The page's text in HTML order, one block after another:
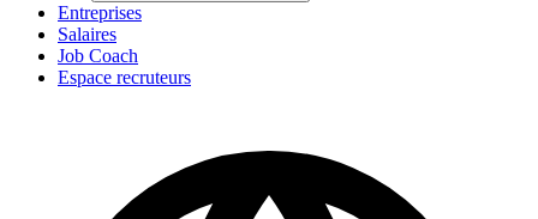
Entreprises
Salaires
Job Coach
Espace recruteurs